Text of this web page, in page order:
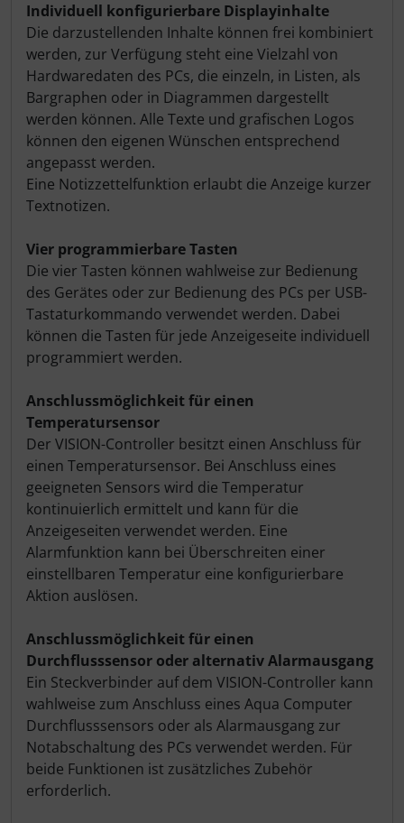
Individuell konfigurierbare Displayinhalte
Die darzustellenden Inhalte können frei kombiniert
werden, zur Verfügung steht eine Vielzahl von
Hardwaredaten des PCs, die einzeln, in Listen, als
Bargraphen oder in Diagrammen dargestellt
werden können. Alle Texte und grafischen Logos
können den eigenen Wünschen entsprechend
angepasst werden.
Eine Notizzettelfunktion erlaubt die Anzeige kurzer
Textnotizen.
Vier programmierbare Tasten
Die vier Tasten können wahlweise zur Bedienung
des Gerätes oder zur Bedienung des PCs per USB-
Tastaturkommando verwendet werden. Dabei
können die Tasten für jede Anzeigeseite individuell
programmiert werden.
Anschlussmöglichkeit für einen
Temperatursensor
Der VISION-Controller besitzt einen Anschluss für
einen Temperatursensor. Bei Anschluss eines
geeigneten Sensors wird die Temperatur
kontinuierlich ermittelt und kann für die
Anzeigeseiten verwendet werden. Eine
Alarmfunktion kann bei Überschreiten einer
einstellbaren Temperatur eine konfigurierbare
Aktion auslösen.
Anschlussmöglichkeit für einen
Durchflusssensor oder alternativ Alarmausgang
Ein Steckverbinder auf dem VISION-Controller kann
wahlweise zum Anschluss eines Aqua Computer
Durchflusssensors oder als Alarmausgang zur
Notabschaltung des PCs verwendet werden. Für
beide Funktionen ist zusätzliches Zubehör
erforderlich.